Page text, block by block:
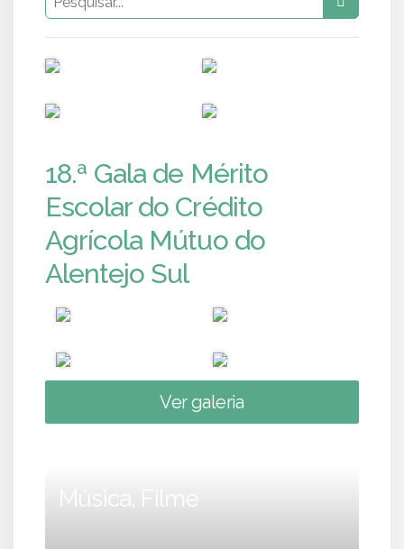
18.ª Gala de Mérito
Escolar do Crédito
Agrícola Mútuo do
Alentejo Sul
Ver galeria
Música, Filme